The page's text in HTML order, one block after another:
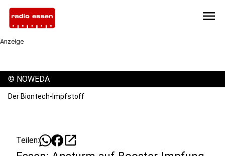
menu
Anzeige
© NOWEDA
Der Biontech-Impfstoff
Teilen: open_in_new